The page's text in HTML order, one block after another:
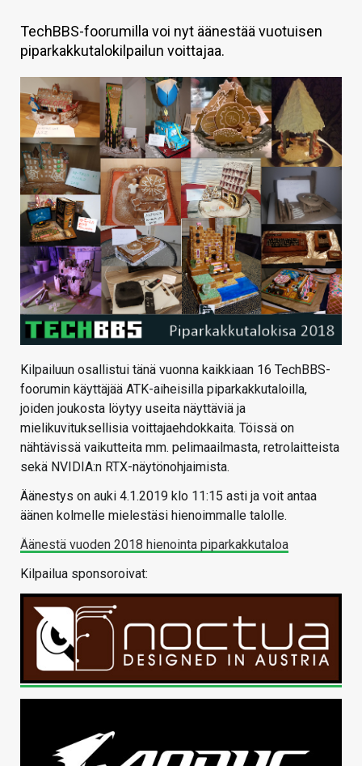
HINTA.FI
KAUPPA
VAIHDA TEEMA
HAKU
TechBBS-foorumilla voi nyt äänestää vuotuisen
piparkakkutalokilpailun voittajaa.
Kilpailuun osallistui tänä vuonna kaikkiaan 16 TechBBS-
foorumin käyttäjää ATK-aiheisilla piparkakkutaloilla,
joiden joukosta löytyy useita näyttäviä ja
mielikuvituksellisia voittajaehdokkaita. Töissä on
nähtävissä vaikutteita mm. pelimaailmasta, retrolaitteista
sekä NVIDIA:n RTX-näytönohjaimista.
Äänestys on auki 4.1.2019 klo 11:15 asti ja voit antaa
äänen kolmelle mielestäsi hienoimmalle talolle.
Äänestä vuoden 2018 hienointa piparkakkutaloa
Kilpailua sponsoroivat: